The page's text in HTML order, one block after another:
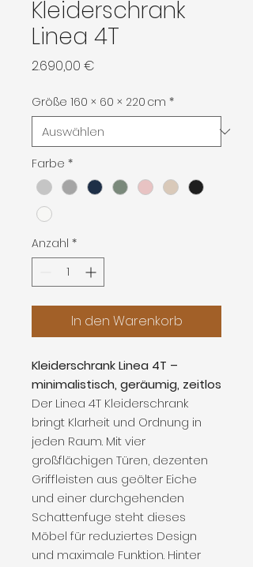
Kleiderschrank
Linea 4T
2.690,00 €
Größe 160 × 60 × 220 cm *
Farbe *
Anzahl *
In den Warenkorb
Kleiderschrank Linea 4T –
minimalistisch, geräumig, zeitlos
Der Linea 4T Kleiderschrank
bringt Klarheit und Ordnung in
jeden Raum. Mit vier
großflächigen Türen, dezenten
Griffleisten aus geölter Eiche
und einer durchgehenden
Schattenfuge steht dieses
Möbel für reduziertes Design
und maximale Funktion. Hinter